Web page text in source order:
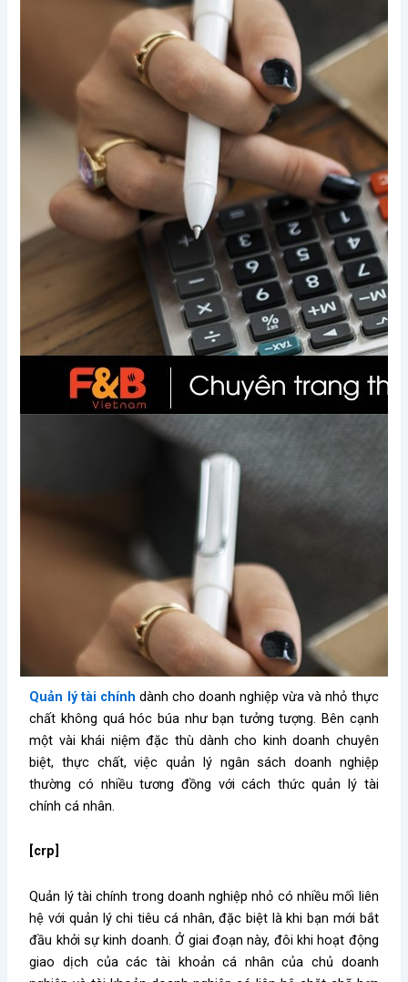
Quản lý tài chính dành cho doanh nghiệp vừa và nhỏ thực
chất không quá hóc búa như bạn tưởng tượng. Bên cạnh
một vài khái niệm đặc thù dành cho kinh doanh chuyên
biệt, thực chất, việc quản lý ngân sách doanh nghiệp
thường có nhiều tương đồng với cách thức quản lý tài
chính cá nhân.
[crp]
Quản lý tài chính trong doanh nghiệp nhỏ có nhiều mối liên
hệ với quản lý chi tiêu cá nhân, đặc biệt là khi bạn mới bắt
đầu khởi sự kinh doanh. Ở giai đoạn này, đôi khi hoạt động
giao dịch của các tài khoản cá nhân của chủ doanh